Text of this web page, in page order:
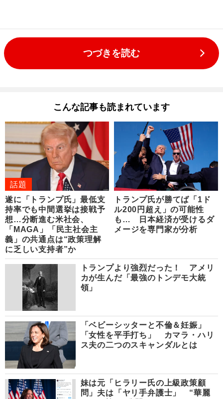
つづきを読む
こんな記事も読まれています
話題
遂に「トランプ氏」最低支
持率でも中間選挙は接戦予
想…分断進む米社会、
「MAGA」「民主社会主
義」の共通点は“政策理解
に乏しい支持者”か
トランプ氏が勝てば「1ド
ル200円超え」の可能性
も… 日本経済が受けるダ
メージを専門家が分析
トランプより強烈だった！ アメリ
カが生んだ「最強のトンデモ大統
領」
「ベビーシッターと不倫＆妊娠」
「女性を平手打ち」 カマラ・ハリ
ス夫の二つのスキャンダルとは
妹は元「ヒラリー氏の上級政策顧
問」夫は「ヤリ手弁護士」 “華麗